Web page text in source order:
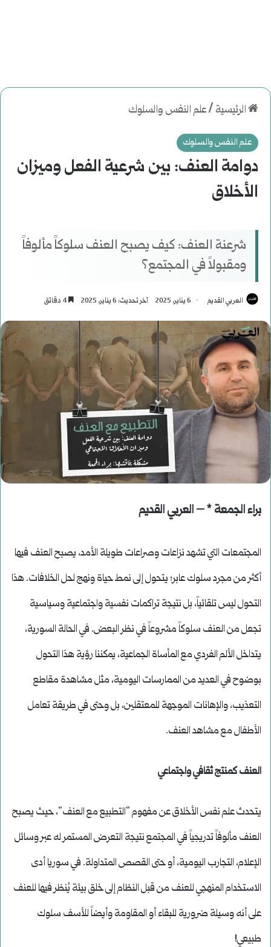
الرئيسية /علم النفس والسلوك
علم النفس والسلوك
دوامة العنف: بين شرعية الفعل وميزان
الأخلاق
شرعنة العنف: كيف يصبح العنف سلوكاً مألوفاً
ومقبولاً في المجتمع؟
العربي القديم 6 يناير، 2025 آخر تحديث: 6 يناير، 2025
براء الجمعة * – العربي القديم
المجتمعات التي تشهد نزاعات وصراعات طويلة الأمد، يصبح العنف فيها
أكثر من مجرد سلوك عابر؛ يتحول إلى نمط حياة ونهج لحل الخلافات. هذا
التحول ليس تلقائياً، بل نتيجة تراكمات نفسية واجتماعية وسياسية
تجعل من العنف سلوكاً مشروعاً في نظر البعض. في الحالة السورية،
يتداخل الألم الفردي مع المأساة الجماعية، يمكننا رؤية هذا التحول
بوضوح في العديد من الممارسات اليومية، مثل مشاهدة مقاطع
التعذيب، والإهانات الموجهة للمعتقلين، بل وحتى في طريقة تعامل
الأطفال مع مشاهد العنف.
العنف كمنتج ثقافي واجتماعي
يتحدث علم نفس الأخلاق عن مفهوم “التطبيع مع العنف”، حيث يصبح
العنف مألوفاً تدريجياً في المجتمع نتيجة التعرض المستمر له عبر وسائل
الإعلام، التجارب اليومية، أو حتى القصص المتداولة. في سوريا أدى
الاستخدام المنهجي للعنف من قبل النظام إلى خلق بيئة يُنظر فيها للعنف
على أنه وسيلة ضرورية للبقاء أو المقاومة وأيضاً للأسف سلوك
طبيعي!